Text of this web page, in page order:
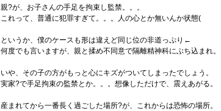
親?が、お子さんの手足を拘束し監禁。。。
これって、普通に犯罪すぎて。。。人の心とか無いんか状態(
というか、僕のケースも形は違えど同じ位の非道っぷり←
何度でも言いますが、親と揉め不同意で隔離精神科にぶち込まれ。
いや、その子の方がもっと心にキズがついてしまったでしょう。
実家?で手足拘束の監禁とか。。。想像しただけで、震えあがる。
産まれてから一番長く過ごした場所?が、これからは恐怖の場所。